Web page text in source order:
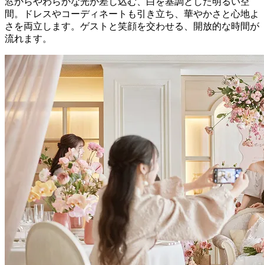
間。ドレスやコーディネートも引き立ち、華やかさと心地よ
さを両立します。ゲストと笑顔を交わせる、開放的な時間が
流れます。